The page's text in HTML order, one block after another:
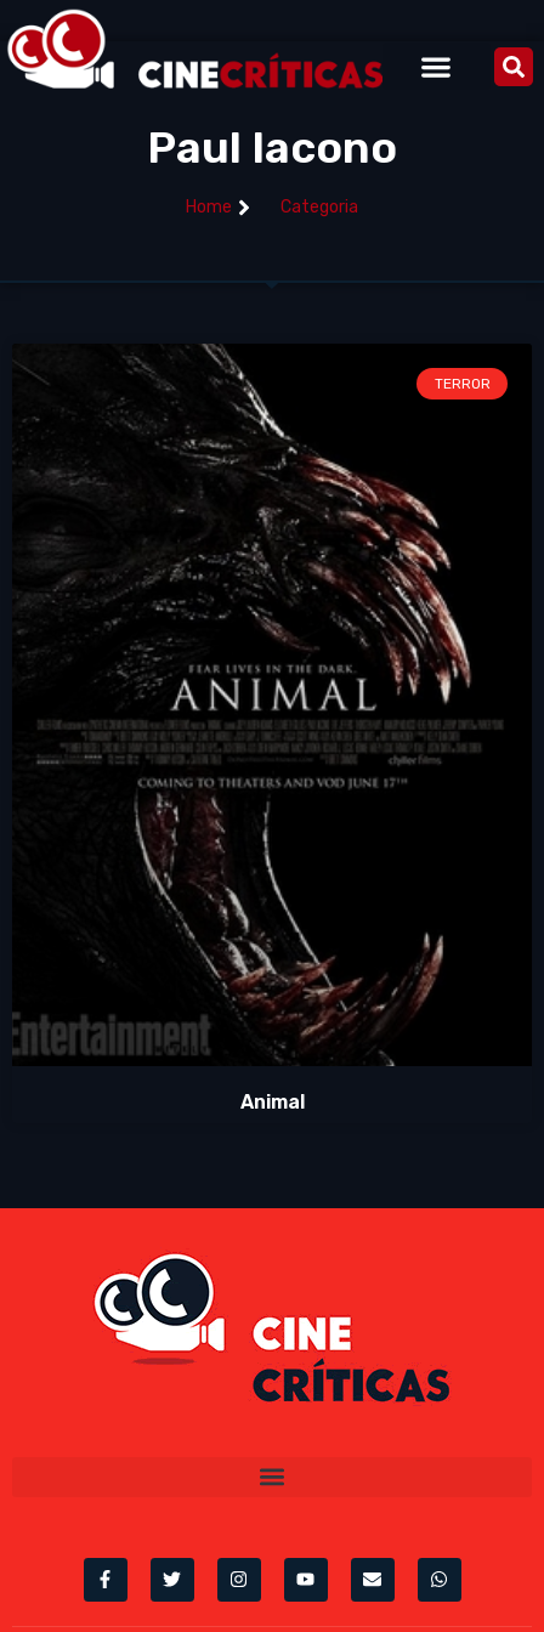
Paul Iacono
Home Categoria
TERROR
Animal